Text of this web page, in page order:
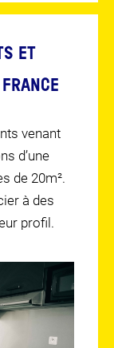
ET
venant
d’une
de 20m².
à des
profil.